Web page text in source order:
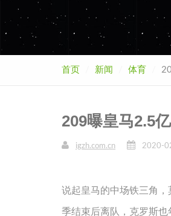
首页 新闻 体育
209曝皇马2.5
igzh.com.cn 2020-
说起皇马的中场铁三角
季结束后离队，克罗斯也